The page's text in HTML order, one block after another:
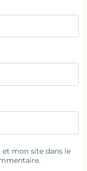
mon site dans le